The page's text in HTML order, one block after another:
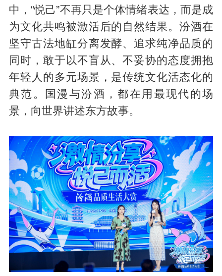
中，“悦己”不再只是个体情绪表达，而是成
为文化共鸣被激活后的自然结果。汾酒在
坚守古法地缸分离发酵、追求纯净品质的
同时，敢于以不盲从、不妥协的态度拥抱
年轻人的多元场景，是传统文化活态化的
典范。国漫与汾酒，都在用最现代的场
景，向世界讲述东方故事。